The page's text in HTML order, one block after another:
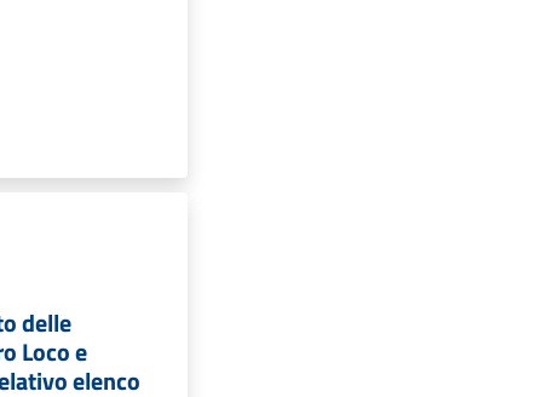
delle
Loco e
elenco